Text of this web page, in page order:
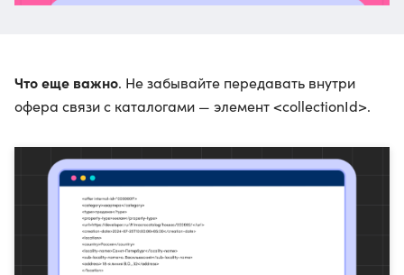
Что еще важно. Не забывайте передавать внутри
офера связи с каталогами — элемент <collectionId>.